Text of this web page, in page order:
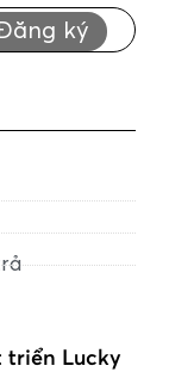
ký
triển Lucky